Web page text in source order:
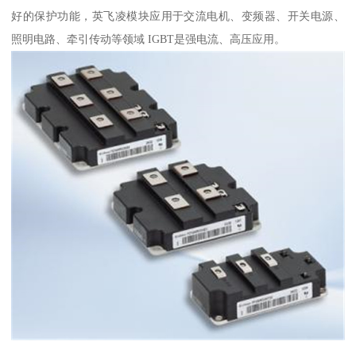
好的保护功能，英飞凌模块应用于交流电机、变频器、开关电源、
照明电路、牵引传动等领域 IGBT是强电流、高压应用。